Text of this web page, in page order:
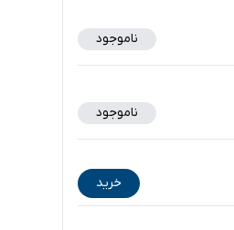
ناموجود
ناموجود
خرید